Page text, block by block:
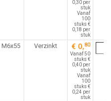
0,30 per
stuk
Vanaf
100
stuks €
0,18 per
stuk
M6x55 Verzinkt € 0,80
Vanaf 50
stuks €
0,40 per
stuk
Vanaf
100
stuks €
0,24 per
stuk